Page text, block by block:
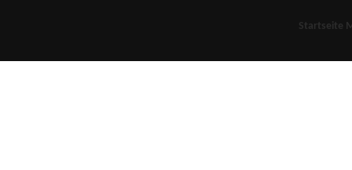
Startseite